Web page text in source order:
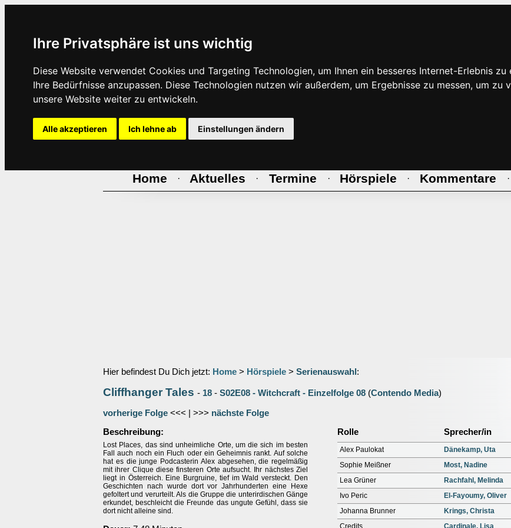
Ihre Privatsphäre ist uns wichtig
Diese Website verwendet Cookies und Targeting Technologien, um Ihnen ein besseres Internet-Erlebnis
Ihre Bedürfnisse anzupassen. Diese Technologien nutzen wir außerdem, um Ergebnisse zu messen, um
unsere Website weiter zu entwickeln.
Alle akzeptieren Ich lehne ab Einstellungen ändern
Home · Aktuelles · Termine · Hörspiele · Kommentare ·
Hier befindest Du Dich jetzt: Home > Hörspiele > Serienauswahl :
Cliffhanger Tales - 18 - S02E08 - Witchcraft - Einzelfolge 08 (Contendo Media)
vorherige Folge <<< | >>> nächste Folge
Beschreibung:
Lost Places, das sind unheimliche Orte, um die sich im besten
Fall auch noch ein Fluch oder ein Geheimnis rankt. Auf solche
hat es die junge Podcasterin Alex abgesehen, die regelmäßig
mit ihrer Clique diese finsteren Orte aufsucht. Ihr nächstes Ziel
liegt in Österreich. Eine Burgruine, tief im Wald versteckt. Den
Geschichten nach wurde dort vor Jahrhunderten eine Hexe
gefoltert und verurteilt. Als die Gruppe die unterirdischen Gänge
erkundet, beschleicht die Freunde das ungute Gefühl, dass sie
dort nicht alleine sind.
Rolle Sprecher/in
Alex Paulokat
Dänekamp, Uta
Sophie Meißner
Most, Nadine
Lea Grüner
Rachfahl, Melinda
Ivo Peric
El-Fayoumy, Oliver
Johanna Brunner
Krings, Christa
Credits
Cardinale, Lisa